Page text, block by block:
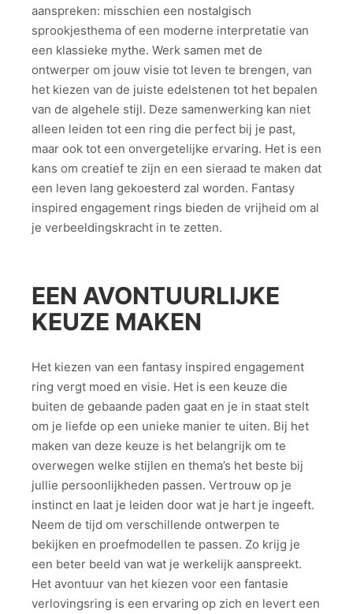
aanspreken: misschien een nostalgisch
sprookjesthema of een moderne interpretatie van
een klassieke mythe. Werk samen met de
ontwerper om jouw visie tot leven te brengen, van
het kiezen van de juiste edelstenen tot het bepalen
van de algehele stijl. Deze samenwerking kan niet
alleen leiden tot een ring die perfect bij je past,
maar ook tot een onvergetelijke ervaring. Het is een
kans om creatief te zijn en een sieraad te maken dat
een leven lang gekoesterd zal worden. Fantasy
inspired engagement rings bieden de vrijheid om al
je verbeeldingskracht in te zetten.
EEN AVONTUURLIJKE
KEUZE MAKEN
Het kiezen van een fantasy inspired engagement
ring vergt moed en visie. Het is een keuze die
buiten de gebaande paden gaat en je in staat stelt
om je liefde op een unieke manier te uiten. Bij het
maken van deze keuze is het belangrijk om te
overwegen welke stijlen en thema’s het beste bij
jullie persoonlijkheden passen. Vertrouw op je
instinct en laat je leiden door wat je hart je ingeeft.
Neem de tijd om verschillende ontwerpen te
bekijken en proefmodellen te passen. Zo krijg je
een beter beeld van wat je werkelijk aanspreekt.
Het avontuur van het kiezen voor een fantasie
verlovingsring is een ervaring op zich en levert een